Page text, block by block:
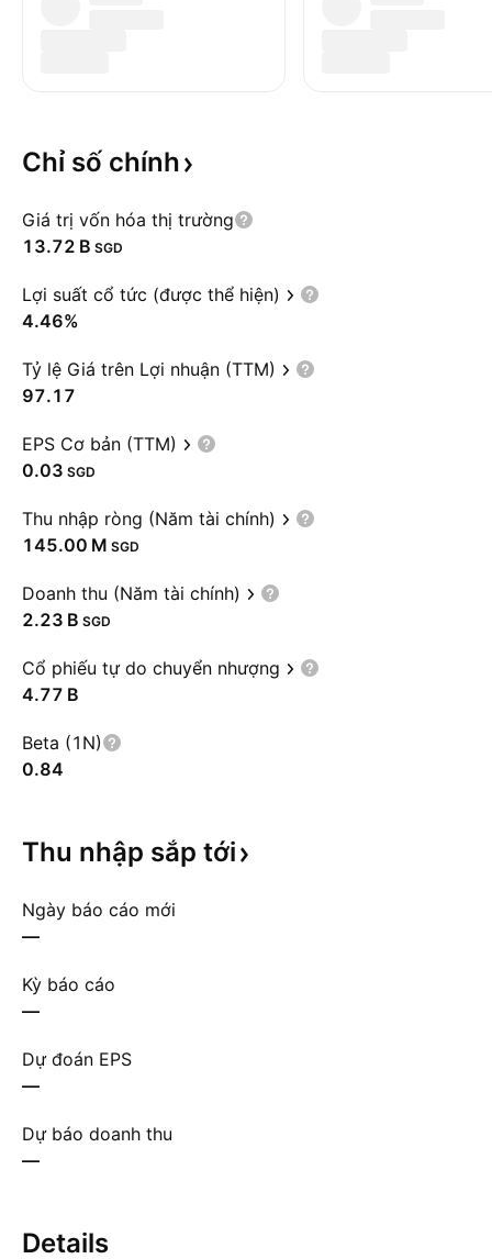
Chỉ số chính
Giá trị vốn hóa thị trường
‪13.72 B‬ SGD
Lợi suất cổ tức (được thể hiện)
4.46%
Tỷ lệ Giá trên Lợi nhuận (TTM)
97.17
EPS Cơ bản (TTM)
0.03 SGD
Thu nhập ròng (Năm tài chính)
‪145.00 M‬ SGD
Doanh thu (Năm tài chính)
‪2.23 B‬ SGD
Cổ phiếu tự do chuyển nhượng
‪4.77 B‬
Beta (1N)
0.84
Thu nhập sắp tới
Ngày báo cáo mới
—
Kỳ báo cáo
—
Dự đoán EPS
—
Dự báo doanh thu
—
Details